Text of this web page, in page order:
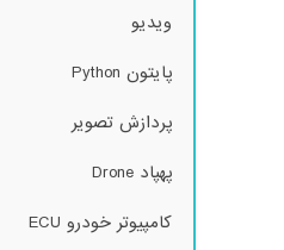
ویدیو
پایتون Python
پردازش تصویر
پهپاد Drone
کامپیوتر خودرو ECU